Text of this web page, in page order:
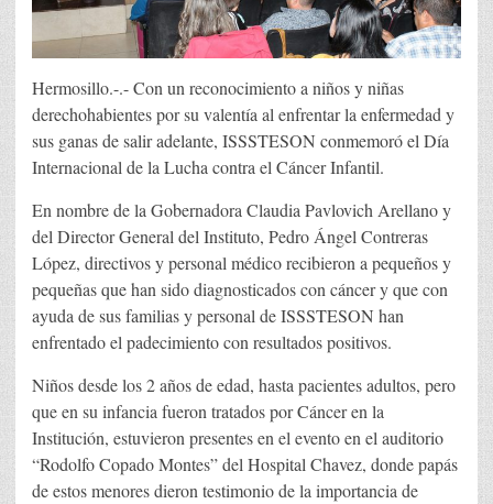
Hermosillo.-.- Con un reconocimiento a niños y niñas
derechohabientes por su valentía al enfrentar la enfermedad y
sus ganas de salir adelante, ISSSTESON conmemoró el Día
Internacional de la Lucha contra el Cáncer Infantil.
En nombre de la Gobernadora Claudia Pavlovich Arellano y
del Director General del Instituto, Pedro Ángel Contreras
López, directivos y personal médico recibieron a pequeños y
pequeñas que han sido diagnosticados con cáncer y que con
ayuda de sus familias y personal de ISSSTESON han
enfrentado el padecimiento con resultados positivos.
Niños desde los 2 años de edad, hasta pacientes adultos, pero
que en su infancia fueron tratados por Cáncer en la
Institución, estuvieron presentes en el evento en el auditorio
“Rodolfo Copado Montes” del Hospital Chavez, donde papás
de estos menores dieron testimonio de la importancia de